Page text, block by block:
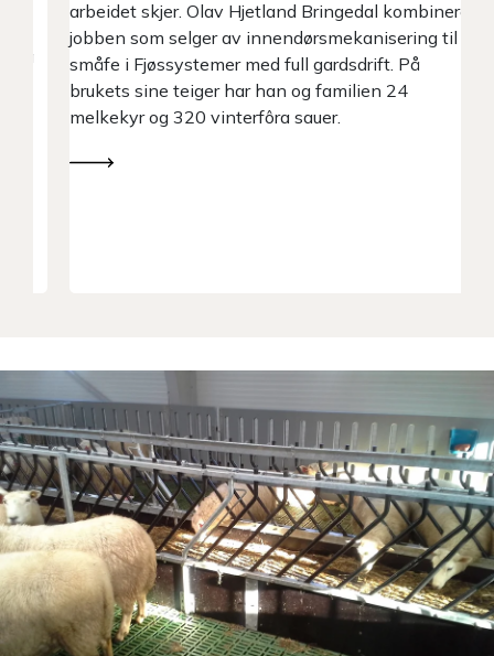
arbeidet skjer. Olav Hjetland Bringedal kombinerer
jobben som selger av innendørsmekanisering til
småfe i Fjøssystemer med full gardsdrift. På
brukets sine teiger har han og familien 24
melkekyr og 320 vinterfôra sauer.